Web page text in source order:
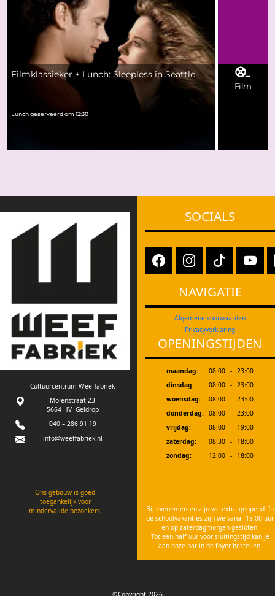
Filmklassieker + Lunch: Sleepless in Seattle
Lunch geserveerd om 12:30
Film
Cultuurcentrum Weeffabriek
Molenstraat 23
5664 HV Geldrop
040 – 286 91 19
info@weeffabriek.nl
Ons gebouw is goed
toegankelijk voor
mindervalide bezoekers.
SOCIALS
NAVIGATIE
Algemene voorwaarden
Privacyverklaring
OPENINGSTIJDEN
maandag: 08:00 - 23:00
dinsdag:
08:00 - 23:00
woensdag:
08:00 - 23:00
donderdag: 08:00 - 23:00
vrijdag:
08:00 -
19:00
zaterdag:
08:30 -
18:00
zondag:
12:00 - 18:00
Bij evenementen zijn we extra geopend. In
de schoolvakanties zijn we vanaf 19.00 uur
en op zaterdagmorgen gesloten.
Tot een half uur voor sluitingstijd kan je
aan onze bar in de foyer bestellen.
©Copyright 2026